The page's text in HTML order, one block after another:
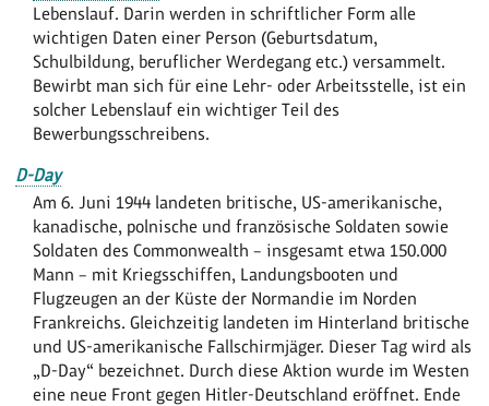
Lebenslauf. Darin werden in schriftlicher Form alle
wichtigen Daten einer Person (Geburtsdatum,
Schulbildung, beruflicher Werdegang etc.) versammelt.
Bewirbt man sich für eine Lehr- oder Arbeitsstelle, ist ein
solcher Lebenslauf ein wichtiger Teil des
Bewerbungsschreibens.
D-Day
Am 6. Juni 1944 landeten britische, US-amerikanische,
kanadische, polnische und französische Soldaten sowie
Soldaten des Commonwealth – insgesamt etwa 150.000
Mann – mit Kriegsschiffen, Landungsbooten und
Flugzeugen an der Küste der Normandie im Norden
Frankreichs. Gleichzeitig landeten im Hinterland britische
und US-amerikanische Fallschirmjäger. Dieser Tag wird als
„D-Day“ bezeichnet. Durch diese Aktion wurde im Westen
eine neue Front gegen Hitler-Deutschland eröffnet. Ende